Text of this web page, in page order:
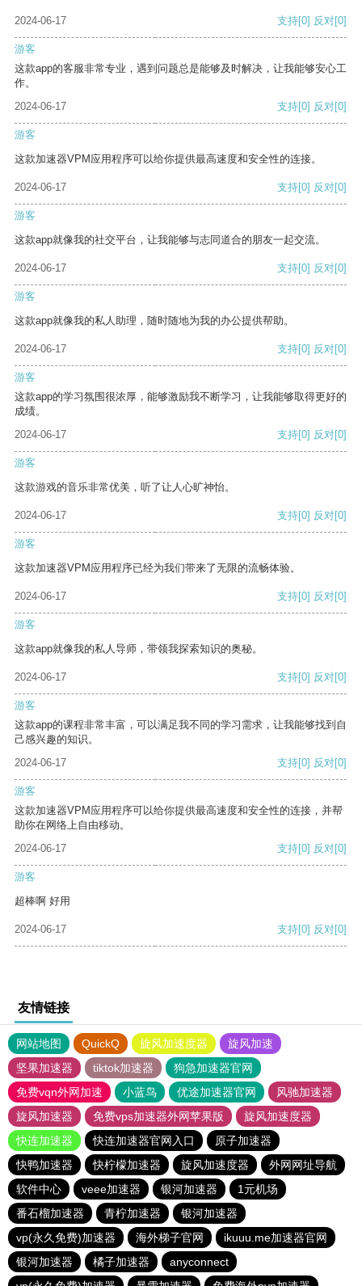
2024-06-17 支持[0] 反对[0]
游客
这款app的客服非常专业，遇到问题总是能够及时解决，让我能够安心工
作。
2024-06-17
支持[0] 反对[0]
游客
这款加速器VPM应用程序可以给你提供最高速度和安全性的连接。
2024-06-17 支持[0] 反对[0]
游客
这款app就像我的社交平台，让我能够与志同道合的朋友一起交流。
2024-06-17 支持[0] 反对[0]
游客
这款app就像我的私人助理，随时随地为我的办公提供帮助。
2024-06-17 支持[0] 反对[0]
游客
这款app的学习氛围很浓厚，能够激励我不断学习，让我能够取得更好的
成绩。
2024-06-17
支持[0] 反对[0]
游客
这款游戏的音乐非常优美，听了让人心旷神怡。
2024-06-17 支持[0] 反对[0]
游客
这款加速器VPM应用程序已经为我们带来了无限的流畅体验。
2024-06-17 支持[0] 反对[0]
游客
这款app就像我的私人导师，带领我探索知识的奥秘。
2024-06-17 支持[0] 反对[0]
游客
这款app的课程非常丰富，可以满足我不同的学习需求，让我能够找到自
己感兴趣的知识。
2024-06-17
支持[0] 反对[0]
游客
这款加速器VPM应用程序可以给你提供最高速度和安全性的连接，并帮
助你在网络上自由移动。
2024-06-17
支持[0] 反对[0]
游客
超棒啊 好用
2024-06-17 支持[0] 反对[0]
友情链接
网站地图 QuickQ 旋风加速度器
旋风加速
坚果加速器
tiktok加速器
狗急加速器官网
免费vqn外网加速
小蓝鸟 优途加速器官网
风驰加速器
旋风加速器
免费vps加速器外网苹果版
旋风加速度器
快连加速器
快连加速器官网入口
原子加速器
快鸭加速器
快柠檬加速器 旋风加速度器
外网网址导航
软件中心
veee加速器 银河加速器
1元机场
番石榴加速器
青柠加速器
银河加速器
vp(永久免费)加速器
海外梯子官网
ikuuu.me加速器官网
银河加速器
橘子加速器
anyconnect